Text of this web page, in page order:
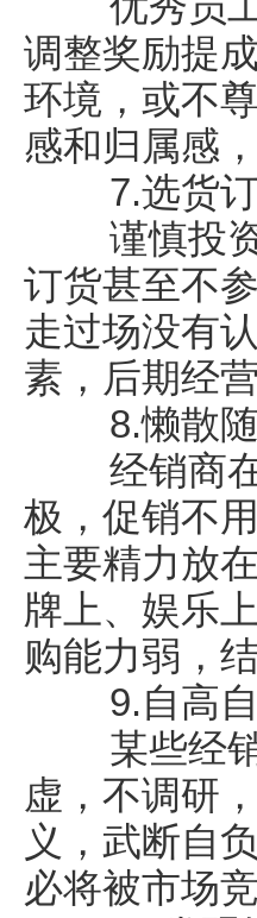
调整奖励提
环境，或不
感和归属感
7.选货订
谨慎投资
订货甚至不
走过场没有
素，后期经
8.懒散随
经销商在
极，促销不
主要精力放
牌上、娱乐
购能力弱，
9.自高自
某些经销
虚，不调研
义，武断自
必将被市场